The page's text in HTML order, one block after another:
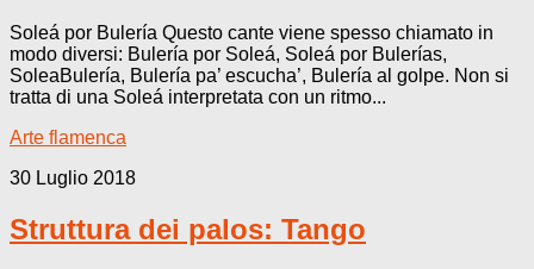
Soleá por Bulería Questo cante viene spesso chiamato in
modo diversi: Bulería por Soleá, Soleá por Bulerías,
SoleaBulería, Bulería pa’ escucha’, Bulería al golpe. Non si
tratta di una Soleá interpretata con un ritmo...
Arte flamenca
30 Luglio 2018
Struttura dei palos: Tango